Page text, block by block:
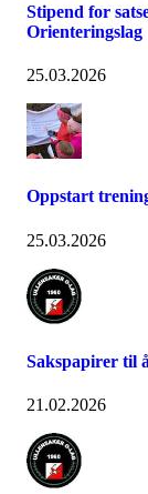
Stipend for
Orienteringslag
25.03.2026
Oppstart
25.03.2026
Sakspapirer til
21.02.2026